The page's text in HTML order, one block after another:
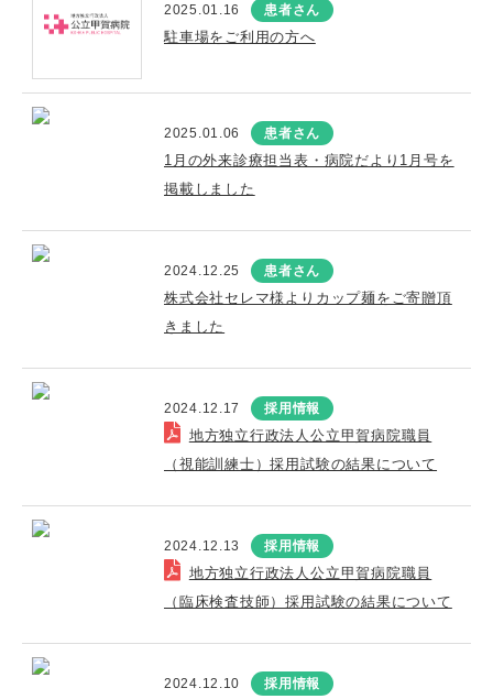
2025.01.16 患者さん
駐車場をご利用の方へ
2025.01.06 患者さん
1月の外来診療担当表・病院だより1月号を
掲載しました
2024.12.25 患者さん
株式会社セレマ様よりカップ麺をご寄贈頂
きました
2024.12.17 採用情報
地方独立行政法人公立甲賀病院職員
（視能訓練士）採用試験の結果について
2024.12.13 採用情報
地方独立行政法人公立甲賀病院職員
（臨床検査技師）採用試験の結果について
2024.12.10 採用情報